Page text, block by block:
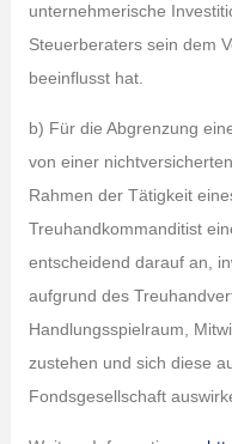
unternehmerische
Steuerberaters sein dem
beeinflusst hat.
b) Für die Abgrenzung
von einer
Rahmen der Tätigkeit
Treuhandkommanditist
entscheidend darauf an,
aufgrund des
Handlungsspielraum,
zustehen und sich diese
Fondsgesellschaft